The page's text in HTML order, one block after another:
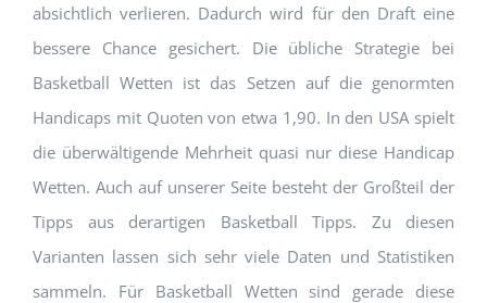
absichtlich verlieren. Dadurch wird für den Draft eine
bessere Chance gesichert. Die übliche Strategie bei
Basketball Wetten ist das Setzen auf die genormten
Handicaps mit Quoten von etwa 1,90. In den USA spielt
die überwältigende Mehrheit quasi nur diese Handicap
Wetten. Auch auf unserer Seite besteht der Großteil der
Tipps aus derartigen Basketball Tipps. Zu diesen
Varianten lassen sich sehr viele Daten und Statistiken
sammeln. Für Basketball Wetten sind gerade diese